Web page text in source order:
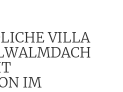
VILLA
IM